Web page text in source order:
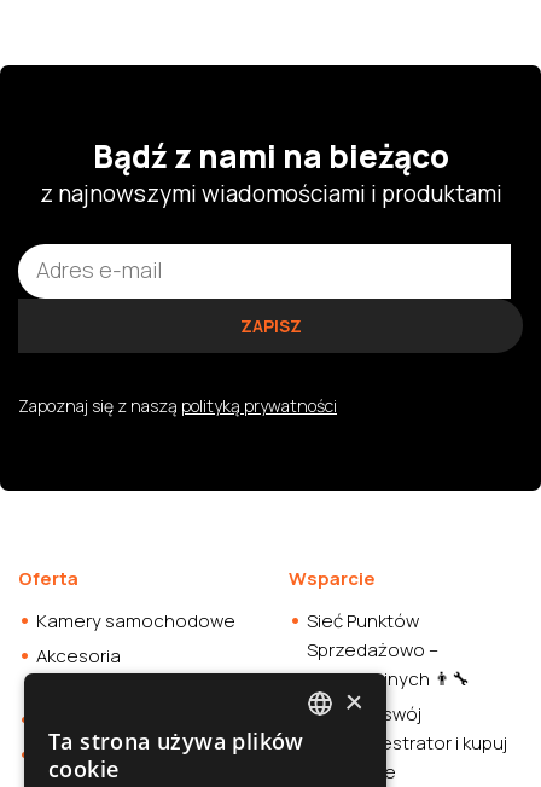
Bądź z nami na bieżąco
z najnowszymi wiadomościami i produktami
Zapoznaj się z naszą polityką prywatności
Oferta
Kamery samochodowe
Akcesoria
Stacja zasilania
Wsparcie
Sieć Punktów
Sprzedażowo –
Instalacyjnych 👨‍🔧
Sprawdź swój
wideorejestrator i kupuj
rozważnie
×
Ta strona używa plików
cookie